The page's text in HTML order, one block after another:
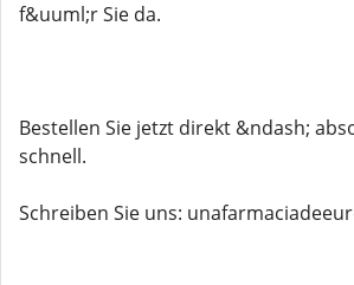
f&uuml;r Sie da.
Bestellen Sie jetzt direkt &ndash;
schnell.
Schreiben Sie uns: